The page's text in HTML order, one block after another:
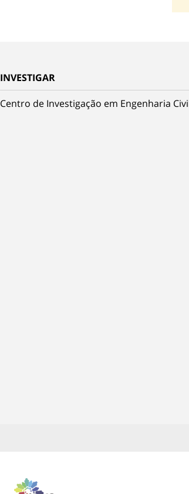
INVESTIGAR
Centro de Investigação em Engenharia